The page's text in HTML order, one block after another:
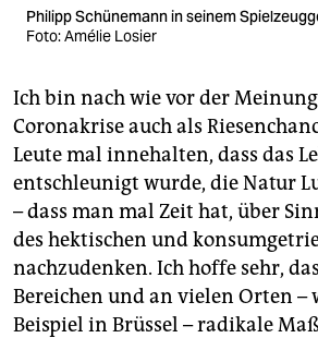
Philipp Schünemann in seinem
Foto: Amélie Losier
Ich bin nach wie vor der
Coronakrise auch als
Leute mal innehalten, dass das
entschleunigt wurde, die Natur
– dass man mal Zeit hat, über
des hektischen und
nachzudenken. Ich hoffe sehr,
Bereichen und an vielen Orten –
Beispiel in Brüssel – radikale